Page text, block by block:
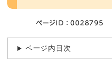
ページID：0028795
ページ内目次